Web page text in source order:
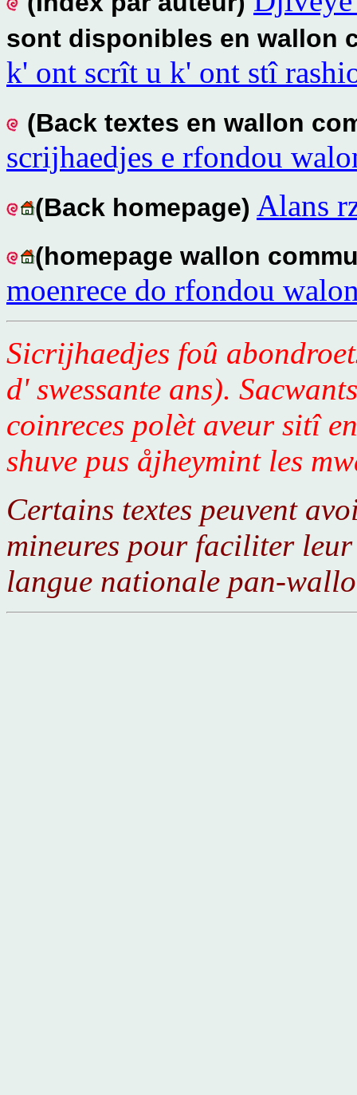
sont disponibles en wallon
k' ont scrît u k' ont stî
(Back textes en wallon
scrijhaedjes e rfondou
(Back homepage) Alans
(homepage wallon
moenrece do rfondou
Sicrijhaedjes foû
d' swessante ans).
coinreces polèt aveur sitî
shuve pus åjheymint les
Certains textes peuvent
mineures pour faciliter
langue nationale pan-